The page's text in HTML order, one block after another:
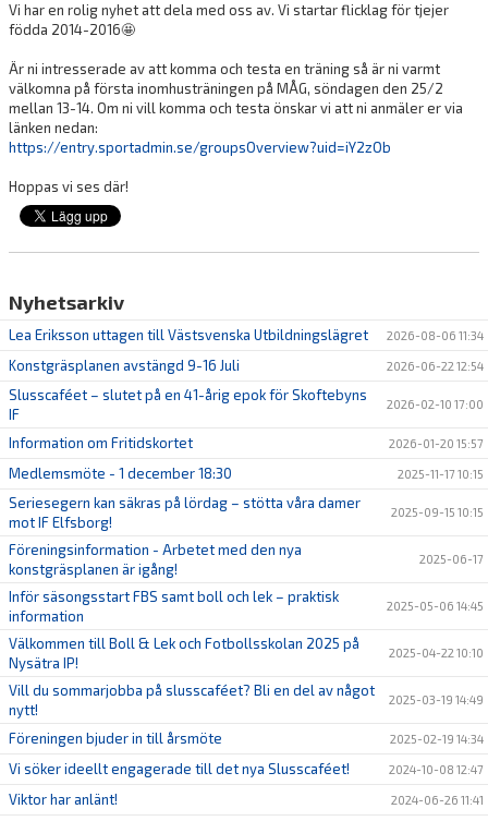
HUVUDSTYRELSE
LOVAKTIVITET
SLUSSCUPEN
SKOFTEBYNS VÄNNER
Vi har en rolig nyhet att dela med oss av. Vi startar flicklag för tjejer
födda 2014-2016🤩
Är ni intresserade av att komma och testa en träning så är ni varmt
välkomna på första inomhusträningen på MÅG, söndagen den 25/2
mellan 13-14. Om ni vill komma och testa önskar vi att ni anmäler er via
länken nedan:
https://entry.sportadmin.se/groupsOverview?uid=iY2zOb
Hoppas vi ses där!
Nyhetsarkiv
Lea Eriksson uttagen till Västsvenska Utbildningslägret 2026-08-06 11:34
Konstgräsplanen avstängd 9-16 Juli 2026-06-22 12:54
Slusscaféet – slutet på en 41-årig epok för Skoftebyns
IF
2026-02-10 17:00
Information om Fritidskortet 2026-01-20 15:57
Medlemsmöte - 1 december 18:30 2025-11-17 10:15
Seriesegern kan säkras på lördag – stötta våra damer
mot IF Elfsborg!
2025-09-15 10:15
Föreningsinformation - Arbetet med den nya
konstgräsplanen är igång!
2025-06-17
Inför säsongsstart FBS samt boll och lek – praktisk
information
2025-05-06 14:45
Välkommen till Boll & Lek och Fotbollsskolan 2025 på
Nysätra IP!
2025-04-22 10:10
Vill du sommarjobba på slusscaféet? Bli en del av något
nytt!
2025-03-19 14:49
Föreningen bjuder in till årsmöte 2025-02-19 14:34
Vi söker ideellt engagerade till det nya Slusscaféet! 2024-10-08 12:47
Viktor har anlänt! 2024-06-26 11:41